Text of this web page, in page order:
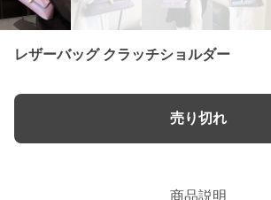
レザーバッグ クラッチショルダー
売り切れ
商品説明